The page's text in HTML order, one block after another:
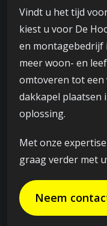
Vindt u het tijd
kiest u voor De
en montagebedrijf
meer woon- en
omtoveren tot een
dakkapel plaatsen
oplossing.
Met onze
graag verder met
Neem